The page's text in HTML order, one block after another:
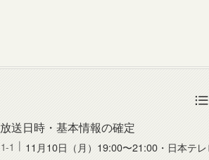
放送日時・基本情報の確定
11月10日（月）19:00〜21:00・日本テ